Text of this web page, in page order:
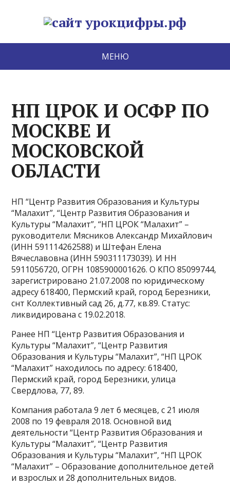
МЕНЮ
НП ЦРОК И ОСФР ПО
МОСКВЕ И
МОСКОВСКОЙ
ОБЛАСТИ
НП “Центр Развития Образования и Культуры
“Малахит”, “Центр Развития Образования и
Культуры “Малахит”, “НП ЦРОК “Малахит” –
руководители: Мясников Александр Михайлович
(ИНН 591114262588) и Штефан Елена
Вячеславовна (ИНН 590311173039). И НН
5911056720, ОГРН 1085900001626. О КПО 85099744,
зарегистрировано 21.07.2008 по юридическому
адресу 618400, Пермский край, город Березники,
снт Коллективный сад 26, д.77, кв.89. Статус:
ликвидирована с 19.02.2018.
Ранее НП “Центр Развития Образования и
Культуры “Малахит”, “Центр Развития
Образования и Культуры “Малахит”, “НП ЦРОК
“Малахит” находилось по адресу: 618400,
Пермский край, город Березники, улица
Свердлова, 77, 89.
Компания работала 9 лет 6 месяцев, с 21 июля
2008 по 19 февраля 2018. Основной вид
деятельности “Центр Развития Образования и
Культуры “Малахит”, “Центр Развития
Образования и Культуры “Малахит”, “НП ЦРОК
“Малахит” – Образование дополнительное детей
и взрослых и 28 дополнительных видов.